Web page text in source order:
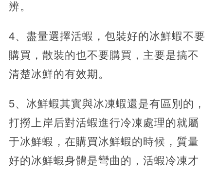
辨。
4、盡量選擇活蝦，包裝好的冰鮮蝦不要
購買，散裝的也不要購買，主要是搞不
清楚冰鮮的有效期。
5、冰鮮蝦其實與冰凍蝦還是有區別的，
打撈上岸后對活蝦進行冷凍處理的就屬
于冰鮮蝦，在購買冰鮮蝦的時候，質量
好的冰鮮蝦身體是彎曲的，活蝦冷凍才